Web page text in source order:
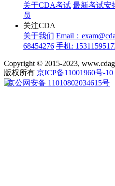
关于CDA考试 最新考试安
员
关注CDA
关于我们 Email：
68454276 手机:
Copyright © 2015-2023,
版权所有 京ICP备11001960号-10
京公网安备 11010802034615号